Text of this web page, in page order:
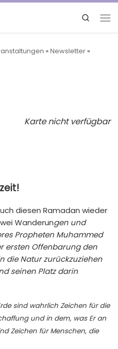
Search
»Newsletter »
Karte nicht verfügbar
diesen Ramadan wieder
Wanderungen und
Propheten Muhammed
ersten Offenbarung den
die Natur zurückzuziehen
seinen Platz darin
sind wahrlich Zeichen für die
und in dem, was Er an
Zeichen für Menschen, die